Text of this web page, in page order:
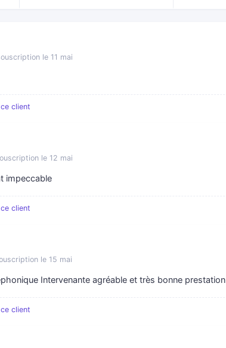
le 11 mai
client
le 12 mai
impeccable
client
le 15 mai
Intervenante agréable et très bonne prestation
client